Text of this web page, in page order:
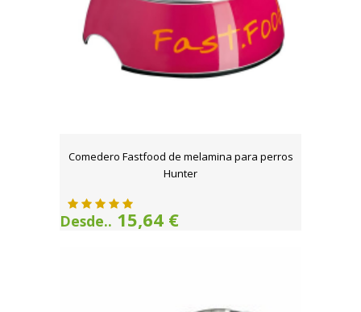
Comedero Fastfood de melamina para perros
Hunter
Desde.. 15,64 €